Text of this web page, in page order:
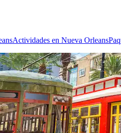
Actividades en Nueva Orleans